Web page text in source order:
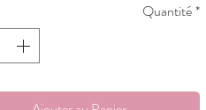
Quantité*